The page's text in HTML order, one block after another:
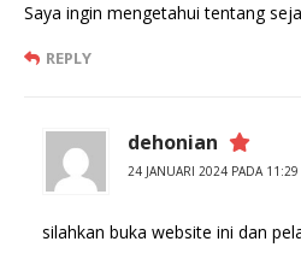
Saya ingin mengetahui tentang
REPLY
dehonian
24 JANUARI 2024 PADA 11:29
silahkan buka website ini dan